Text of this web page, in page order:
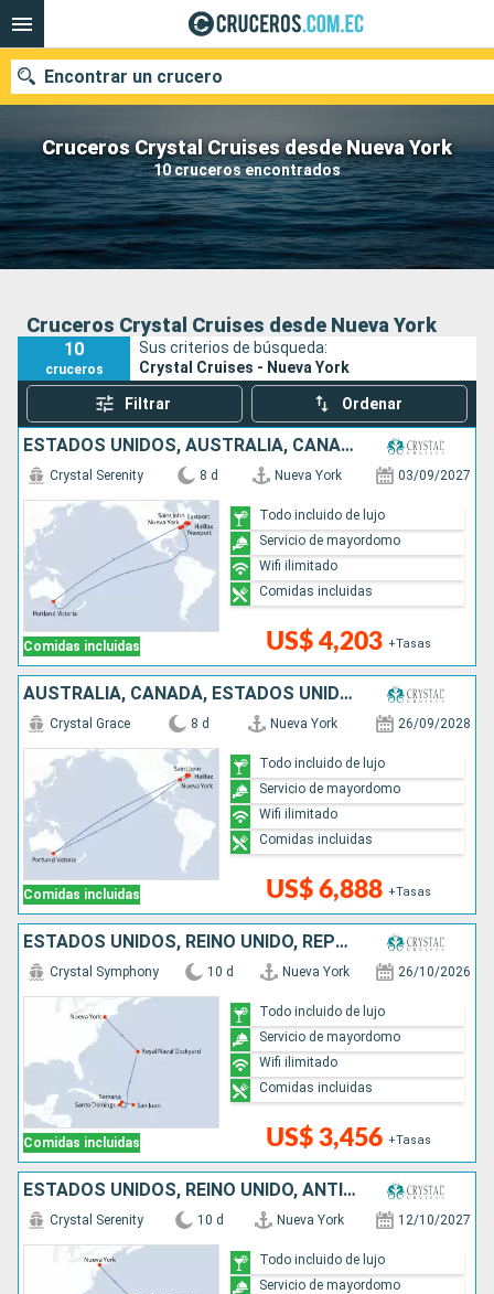
Cruceros Crystal Cruises desde Nueva York
10 cruceros encontrados
Encontrar un crucero
Nuestros destinos
Fecha de salida
Buscar
Cruceros Crystal Cruises desde Nueva York
10
cruceros
Sus criterios de búsqueda:
Crystal Cruises - Nueva York
Filtrar Ordenar
ESTADOS UNIDOS, AUSTRALIA, CANADÁ
Comidas incluidas
Crystal Serenity 8 d Nueva York 03/09/2027
US$ 4,203 +Tasas
Todo incluido de lujo
Servicio de mayordomo
Wifi ilimitado
Comidas incluidas
AUSTRALIA, CANADÁ, ESTADOS UNIDOS
Comidas incluidas
Crystal Grace 8 d Nueva York 26/09/2028
US$ 6,888 +Tasas
Todo incluido de lujo
Servicio de mayordomo
Wifi ilimitado
Comidas incluidas
ESTADOS UNIDOS, REINO UNIDO, REPÚBLICA DOMINICANA, PUERTO RICO
Comidas incluidas
Crystal Symphony 10 d Nueva York 26/10/2026
US$ 3,456 +Tasas
Todo incluido de lujo
Servicio de mayordomo
Wifi ilimitado
Comidas incluidas
ESTADOS UNIDOS, REINO UNIDO, ANTIGUA Y BARBUDA, FRANCIA, PUERTO RICO
Crystal Serenity 10 d Nueva York 12/10/2027
Todo incluido de lujo
Servicio de mayordomo